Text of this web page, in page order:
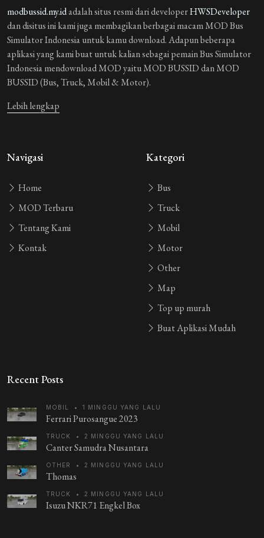
modbussid.my.idadalah situs resmi dari developerHWSDeveloper
dan disitus ini kami juga membagikan berbagai macam MOD Bus
Simulator Indonesia untuk kamu download. Adapun beberapa
aplikasi yang kami buat untuk kalian sebagai pemain Bus Simulator
Indonesia mendownload MOD yaitu MOD BUSSID dan MOD
BUSSID (Bus, Truck, Mobil & Motor).
Lebih lengkap
Navigasi
Home
MOD Terbaru
Tentang Kami
Kontak
Kategori
Bus
Truck
Mobil
Motor
Other
Map
Top up murah
Buat Aplikasi Mudah
Recent Posts
MOBIL • 1 MINGGU YANG LALU
Ferrari Purosangue 2023
TRUCK • 2 MINGGU YANG LALU
Canter Samudra Nusantara
OTHER • 2 MINGGU YANG LALU
Thomas
TRUCK • 2 MINGGU YANG LALU
Isuzu NKR71 Engkel Box